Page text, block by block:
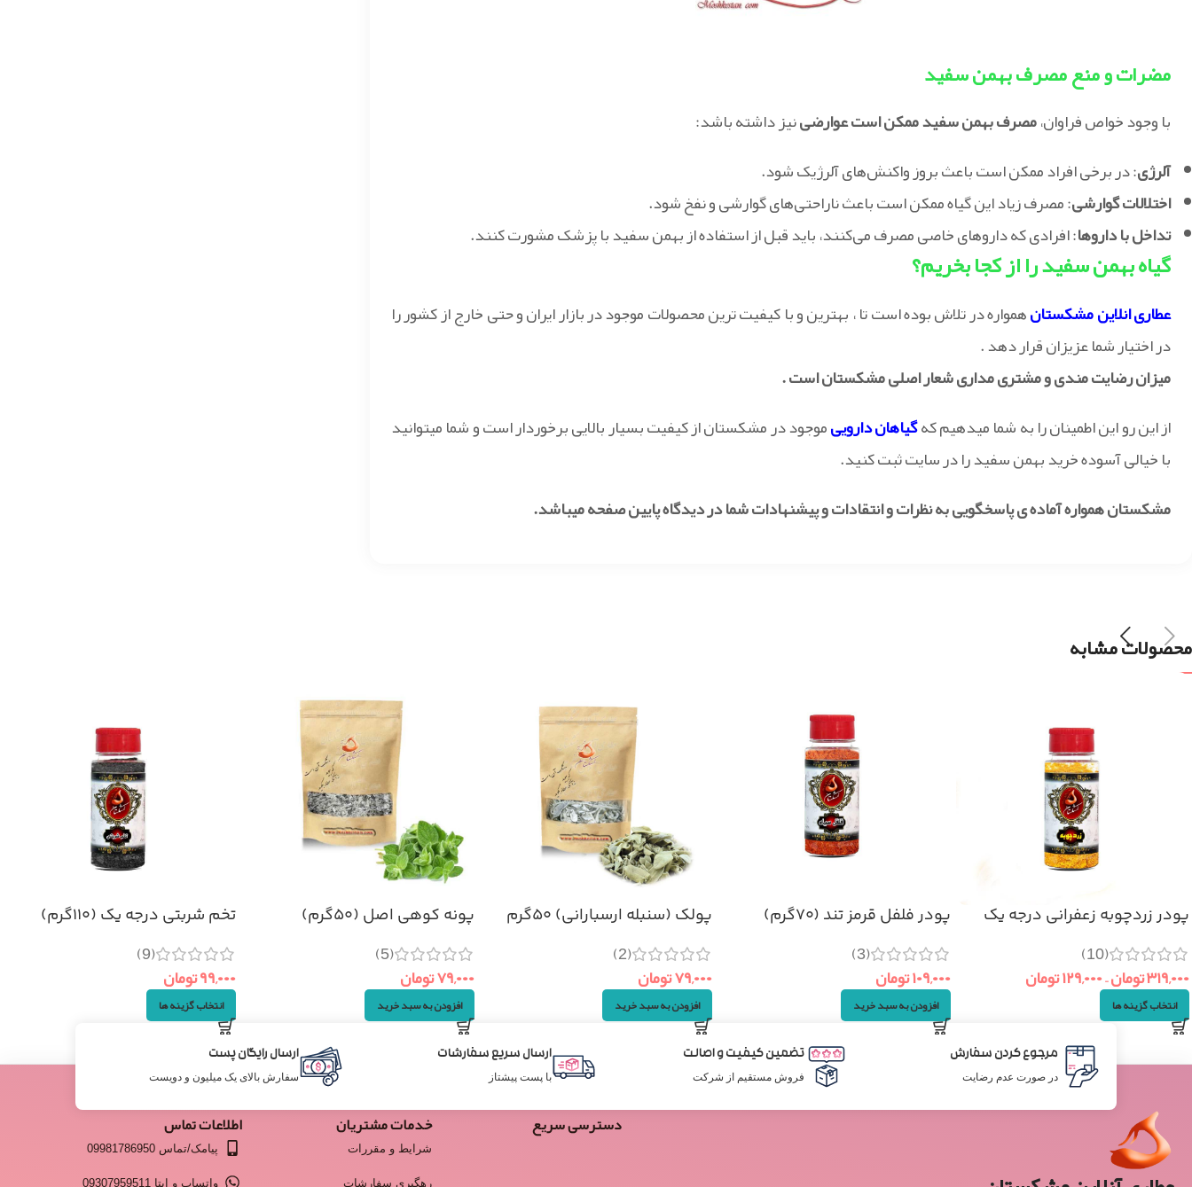
مضرات و منع مصرف بهمن سفید
با وجود خواص فراوان،مصرف بهمن سفید ممکن است عوارضینیز داشته باشد:
آلرژی: در برخی افراد ممکن است باعث بروز واکنش‌های آلرژیک شود.
اختلالات گوارشی: مصرف زیاد این گیاه ممکن است باعث ناراحتی‌های گوارشی و نفخ شود.
تداخل با داروها: افرادی که داروهای خاصی مصرف می‌کنند، باید قبل از استفاده از بهمن سفید با پزشک مشورت کنند.
گیاه بهمن سفید را از کجا بخریم؟
عطاری انلاین مشکستانهمواره در تلاش بوده است تا ، بهترین و با کیفیت ترین محصولات موجود در بازار ایران و حتی خارج از کشور را
در اختیار شما عزیزان قرار دهد .
میزان رضایت مندی و مشتری مداری شعار اصلی مشکستان است .
از این رو این اطمینان را به شما میدهیم کهگیاهان داروییموجود در مشکستان از کیفیت بسیار بالایی برخوردار است و شما میتوانید
با خیالی آسوده خرید بهمن سفید را در سایت ثبت کنید.
مشکستان همواره آماده ی پاسخگویی به نظرات و انتقادات و پیشنهادات شما در دیدگاه پایین صفحه میباشد.
محصولات مشابه
پودر زردچوبه زعفرانی درجه یک
(10)
۳۱۹,۰۰۰تومان–۱۲۹,۰۰۰تومان
انتخاب گزینه ها
پودر فلفل قرمز تند (۷۰گرم)
(3)
۱۰۹,۰۰۰تومان
افزودن به سبد خرید
پولک (سنبله ارسبارانی) ۵۰گرم
(2)
۷۹,۰۰۰تومان
افزودن به سبد خرید
پونه کوهی اصل (۵۰گرم)
(5)
۷۹,۰۰۰تومان
افزودن به سبد خرید
تخم شربتی درجه یک (۱۱۰گرم)
(9)
۹۹,۰۰۰تومان
انتخاب گزینه ها
مرجوع کردن سفارش
در صورت عدم رضایت
تضمین کیفیت و اصالت
فروش مستقیم از شرکت
ارسال سریع سفارشات
با پست پیشتاز
ارسال رایگان پست
سفارش بالای یک میلیون و دویست
دسترسی سریع خدمات مشتریان
شرایط و مقررات
رهگیری سفارشات
اطلاعات تماس
پیامک/تماس 09981786950
واتساپ و ایتا 09307959511